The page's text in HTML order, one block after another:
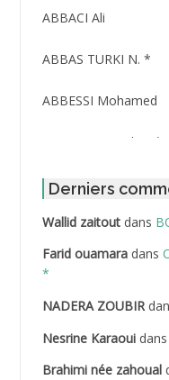
ABBACI Ali
ABBAS TURKI N. *
ABBESSI Mohamed
ABBOUR Azzedine *
ABDAT Amar
ABDEDDAIM Hamid
ABDELAZIZ Mohamed
ABDELHAFID
Derniers
Wallid zaitoutdans
Farid ouamaradans
*
NADERA ZOUBIR
Nesrine Karaouidans
Brahimi née zahoual